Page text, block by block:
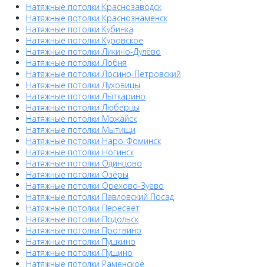
Натяжные потолки Краснозаводск
Натяжные потолки Краснознаменск
Натяжные потолки Кубинка
Натяжные потолки Куровское
Натяжные потолки Ликино-Дулёво
Натяжные потолки Лобня
Натяжные потолки Лосино-Петровский
Натяжные потолки Луховицы
Натяжные потолки Лыткарино
Натяжные потолки Люберцы
Натяжные потолки Можайск
Натяжные потолки Мытищи
Натяжные потолки Наро-Фоминск
Натяжные потолки Ногинск
Натяжные потолки Одинцово
Натяжные потолки Озёры
Натяжные потолки Орехово-Зуево
Натяжные потолки Павловский Посад
Натяжные потолки Пересвет
Натяжные потолки Подольск
Натяжные потолки Протвино
Натяжные потолки Пушкино
Натяжные потолки Пущино
Натяжные потолки Раменское